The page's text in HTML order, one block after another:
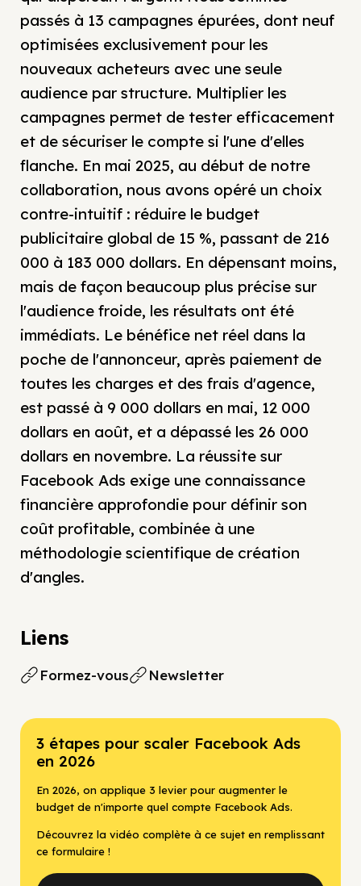
passés à 13 campagnes épurées, dont neuf
optimisées exclusivement pour les
nouveaux acheteurs avec une seule
audience par structure. Multiplier les
campagnes permet de tester efficacement
et de sécuriser le compte si l'une d'elles
flanche. En mai 2025, au début de notre
collaboration, nous avons opéré un choix
contre-intuitif : réduire le budget
publicitaire global de 15 %, passant de 216
000 à 183 000 dollars. En dépensant moins,
mais de façon beaucoup plus précise sur
l'audience froide, les résultats ont été
immédiats. Le bénéfice net réel dans la
poche de l'annonceur, après paiement de
toutes les charges et des frais d'agence,
est passé à 9 000 dollars en mai, 12 000
dollars en août, et a dépassé les 26 000
dollars en novembre. La réussite sur
Facebook Ads exige une connaissance
financière approfondie pour définir son
coût profitable, combinée à une
méthodologie scientifique de création
d'angles.
Liens
Formez-vous Newsletter
3 étapes pour scaler Facebook Ads
en 2026
En 2026, on applique 3 levier pour augmenter le
budget de n'importe quel compte Facebook Ads.
Découvrez la vidéo complète à ce sujet en remplissant
ce formulaire !